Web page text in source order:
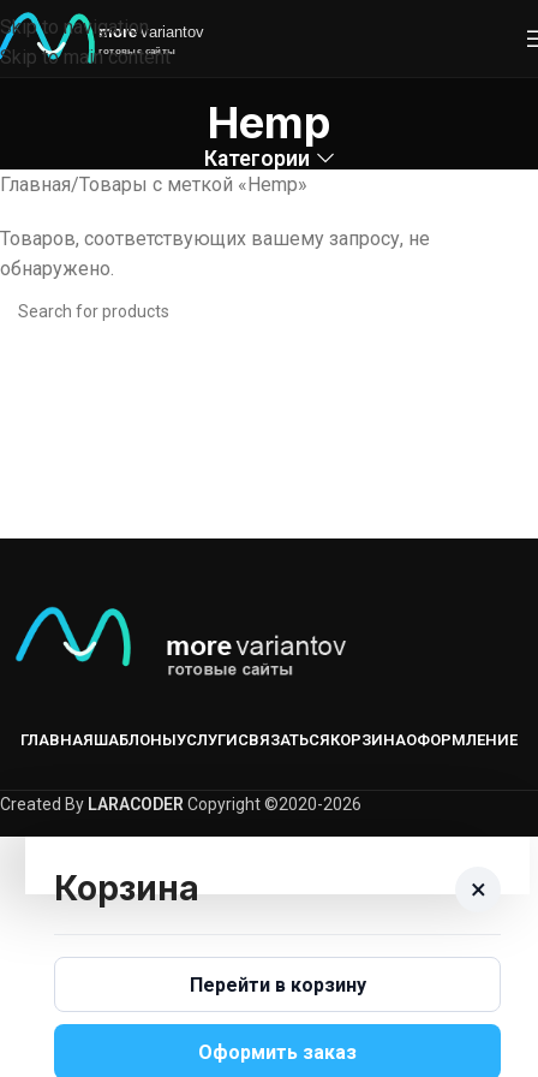
Skip to navigation
Skip to main content
Hemp
Категории
Главная Товары с меткой «Hemp»
Товаров, соответствующих вашему запросу, не
обнаружено.
ГЛАВНАЯШАБЛОНЫУСЛУГИСВЯЗАТЬСЯКОРЗИНАОФОРМЛЕНИЕ
Created By LARACODERCopyright ©2020-2026
Корзина ×
Вернуться В Каталог
Перейти в корзину
Оформить заказ